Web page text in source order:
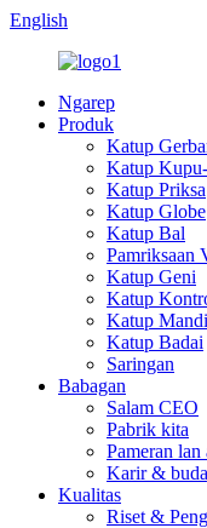
English
Ngarep
Produk
Katup
Katup
Katup Priksa
Katup Globe
Katup Bal
Pamriksaan
Katup Geni
Katup
Katup
Katup Badai
Saringan
Babagan
Salam CEO
Pabrik kita
Pameran lan
Karir &
Kualitas
Riset &